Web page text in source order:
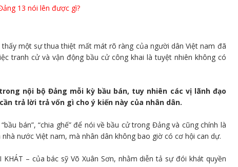
13 nói lên được gì?
một sự thua thiệt mất mát rõ ràng của người dân Việt nam đã
tranh cử và vận động bầu cử công khai là tuyệt nhiên không có
nội bộ Đảng mỗi kỳ bầu bán, tuy nhiên các vị lãnh đạo
trả lời trả vốn gì cho ý kiến này của nhân dân.
bán”, “chia ghế” để nói về bầu cử trong Đảng và cũng chính là
nước Việt nam, mà nhân dân không bao giờ có cơ hội can dự.
– của bác sỹ Võ Xuân Sơn, nhằm diễn tả sự đói khát quyền